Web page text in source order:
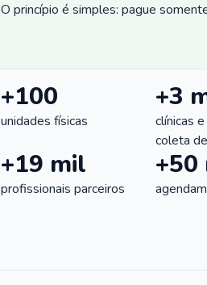
O princípio é simples: pague
+100
unidades físicas
+3
clínicas
coleta
+19 mil
profissionais parceiros
+50